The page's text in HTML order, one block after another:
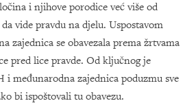
i njihove porodice već više od
vide pravdu na djelu. Uspostavom
zajednica se obavezala prema žrtvama
pred lice pravde. Od ključnog je
i međunarodna zajednica poduzmu sve
bi ispoštovali tu obavezu.